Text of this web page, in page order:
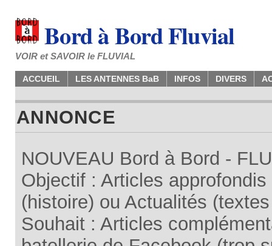
Bord à Bord Fluvial
VOIR et SAVOIR le FLUVIAL
ACCUEIL LES ANTENNES BaB INFOS DIVERS
ANNONCE
NOUVEAU Bord à Bord -
Objectif : Articles
(histoire) ou Actualités
Souhait : Articles